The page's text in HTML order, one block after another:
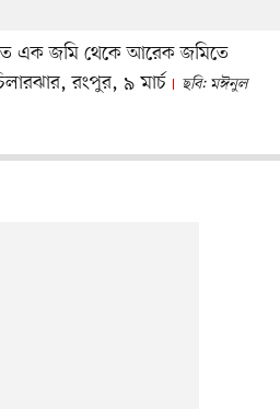
এক জমি থেকে আরেক জমিতে
রংপুর, ৯ মার্চ
ছবি: মঈনুল